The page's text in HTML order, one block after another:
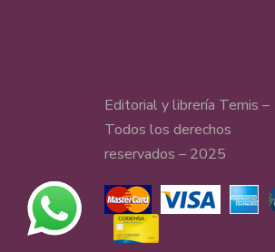
Editorial y librería Temis –
Todos los derechos
reservados – 2025